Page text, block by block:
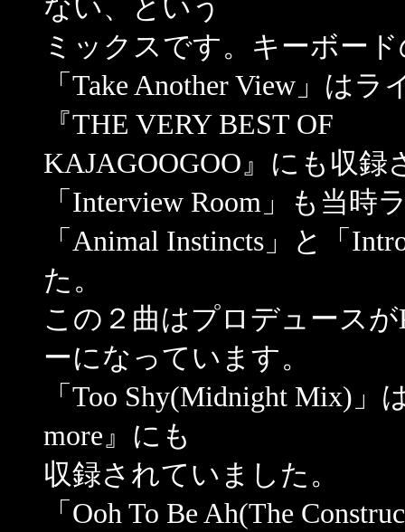
ない、という
ミックスです。キーボー
「Take Another View」は
『THE VERY BEST OF
KAJAGOOGOO』にも収録
「Interview Room」も当
「Animal Instincts」と「
た。
この２曲はプロデュース
ーになっています。
「Too Shy(Midnight Mix)」
more』にも
収録されていました。
「Ooh To Be Ah(The